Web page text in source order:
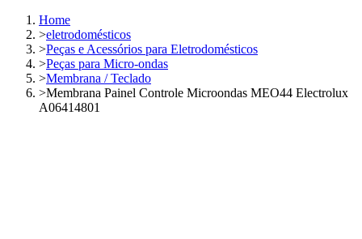
Home
>eletrodomésticos
>Peças e Acessórios para Eletrodomésticos
>Peças para Micro-ondas
>Membrana / Teclado
>Membrana Painel Controle Microondas MEO44 Electrolux
A06414801